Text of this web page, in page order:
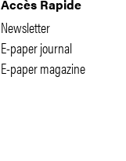
Accès Rapide
Newsletter
E-paper journal
E-paper magazine